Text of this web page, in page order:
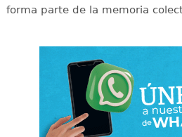
forma parte de la memoria